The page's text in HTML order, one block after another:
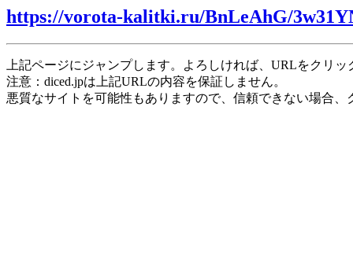
https://vorota-kalitki.ru/BnLeAhG/
上記ページにジャンプします。よろしければ、URLをクリ
注意：diced.jpは上記URLの内容を保証しません。
悪質なサイトを可能性もありますので、信頼できない場合、